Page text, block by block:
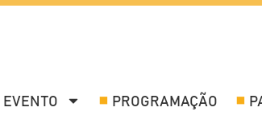
PROGRAMAÇÃO